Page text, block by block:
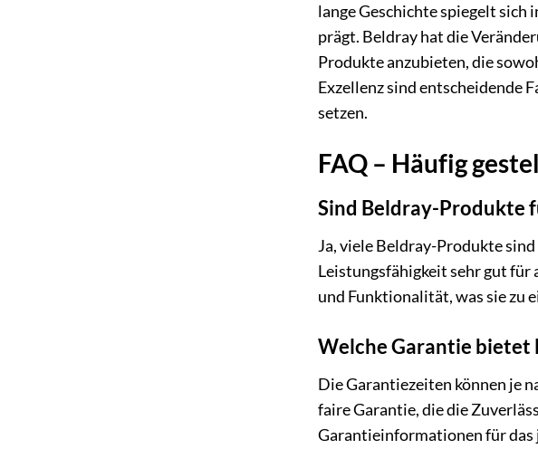
lange Geschichte spiegelt
prägt. Beldray hat die
Produkte anzubieten, die
Exzellenz sind entscheidende
setzen.
FAQ – Häufig
Sind Beldray-Produkte
Ja, viele Beldray-Produkte
Leistungsfähigkeit sehr gut für
und Funktionalität, was sie zu
Welche Garantie bietet
Die Garantiezeiten können je
faire Garantie, die die
Garantieinformationen für das